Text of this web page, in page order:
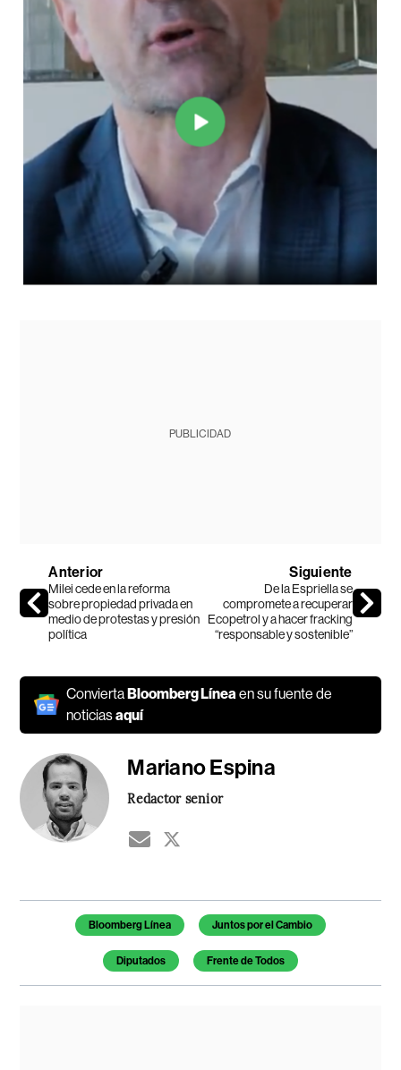
PUBLICIDAD
Anterior
Milei cede en la reforma
sobre propiedad privada en
medio de protestas y presión
política
Siguiente
De la Espriella se
compromete a recuperar
Ecopetrol y a hacer fracking
“responsable y sostenible”
ConviertaBloomberg Líneaen su fuente de
noticiasaquí
Mariano Espina
Redactor senior
Temas de este artículo
Bloomberg Línea Juntos por el Cambio
Diputados Frente de Todos